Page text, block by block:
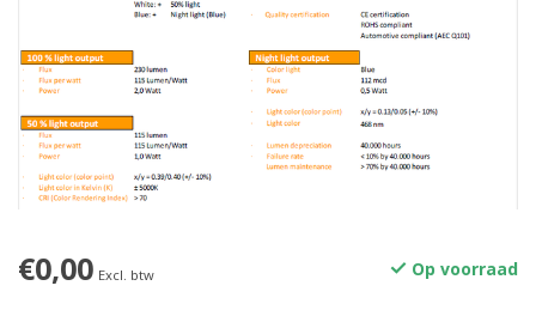
€0,00 Excl. btw Op voorraad